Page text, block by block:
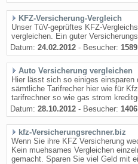
KFZ-Versicherung-Vergleich
Unser TüV-geprüftes KFZ-
vergleichen. Ein guter
Datum: 24.02.2012 - Besucher: 1589
Auto Versicherung vergleichen
Hier lässt sich so einiges
sämtliche Tarifrecher hier wie für
tarifrechner so wie gas strom
Datum: 28.10.2012 - Besucher: 1406
kfz-Versicherungsrechner.biz
Wenn Sie ihre KFZ Versicherung
Kein muehsames Vergleichen
gemacht. Sparen Sie viel Geld mit